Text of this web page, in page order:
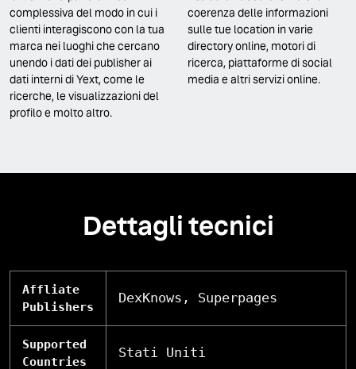
complessiva del modo in cui i
clienti interagiscono con la tua
marca nei luoghi che cercano
unendo i dati dei publisher ai
dati interni di Yext, come le
ricerche, le visualizzazioni del
profilo e molto altro.
coerenza delle informazioni
sulle tue location in varie
directory online, motori di
ricerca, piattaforme di social
media e altri servizi online.
Dettagli tecnici
Affliate
Publishers
DexKnows, Superpages
Supported
Countries
Stati Uniti